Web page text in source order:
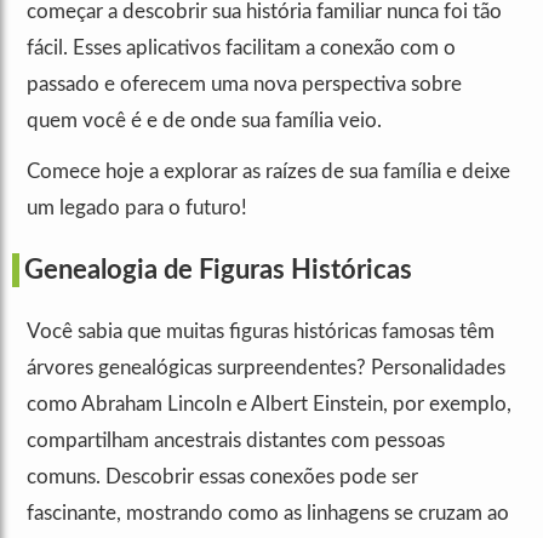
começar a descobrir sua história familiar nunca foi tão
fácil. Esses aplicativos facilitam a conexão com o
passado e oferecem uma nova perspectiva sobre
quem você é e de onde sua família veio.
Comece hoje a explorar as raízes de sua família e deixe
um legado para o futuro!
Genealogia de Figuras Históricas
Você sabia que muitas figuras históricas famosas têm
árvores genealógicas surpreendentes? Personalidades
como Abraham Lincoln e Albert Einstein, por exemplo,
compartilham ancestrais distantes com pessoas
comuns. Descobrir essas conexões pode ser
fascinante, mostrando como as linhagens se cruzam ao